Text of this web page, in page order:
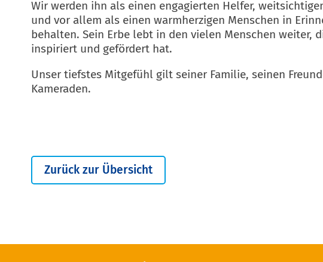
Wir werden ihn als einen engagierten Helfer,
und vor allem als einen warmherzigen Menschen in
behalten. Sein Erbe lebt in den vielen Menschen weiter,
inspiriert und gefördert hat.
Unser tiefstes Mitgefühl gilt seiner Familie, seinen
Kameraden.
Zurück zur Übersicht